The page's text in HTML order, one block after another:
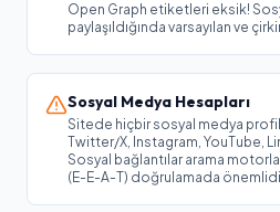
Open Graph etiketleri eksik!
paylaşıldığında varsayılan ve
Sosyal Medya Hesapları
Sitede hiçbir sosyal medya
Twitter/X, Instagram, YouTube,
Sosyal bağlantılar arama
(E-E-A-T) doğrulamada